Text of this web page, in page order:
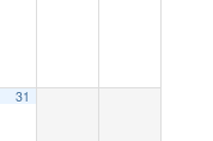
31